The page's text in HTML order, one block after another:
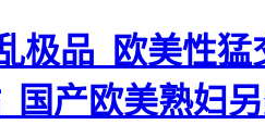
极品_欧美性
产欧美熟妇